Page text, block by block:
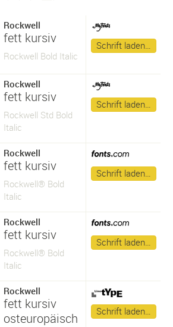
Rockwell
fett kursiv
Rockwell Bold Italic
Schrift laden…
Rockwell
fett kursiv
Rockwell Std Bold
Italic
Schrift laden…
Rockwell
fett kursiv
Rockwell® Bold
Italic
Schrift laden…
Rockwell
fett kursiv
Rockwell® Bold
Italic
Schrift laden…
Rockwell
fett kursiv
osteuropäisch
Schrift laden…